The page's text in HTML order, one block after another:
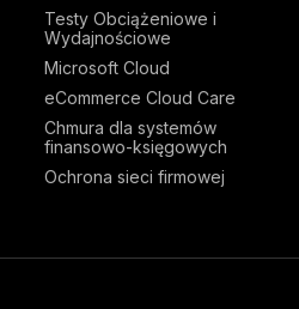
Testy Obciążeniowe i
Wydajnościowe
Microsoft Cloud
eCommerce Cloud Care
Chmura dla systemów
finansowo-księgowych
Ochrona sieci firmowej